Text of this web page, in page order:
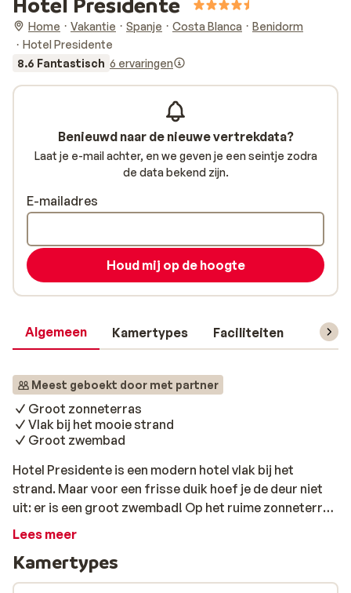
Home Vakantie Spanje Costa Blanca
Benidorm
Hotel Presidente
8.6 Fantastisch 6 ervaringen
Algemeen Kamertypes Faciliteiten
Meest geboekt door met partner
Groot zonneterras
Vlak bij het mooie strand
Groot zwembad
Hotel Presidente is een modern hotel vlak bij het
strand. Maar voor een frisse duik hoef je de deur niet
uit: er is een groot zwembad! Op het ruime zonneterras
geniet je van het zonnetje en kun je lekker wegdromen.
winkeltjes. Ook ligt hotel Presidente op vijf minuten
lopen van de gezellig zondag- en woensdagmarkt. Wat
Lees meer
Kamertypes
Benieuwd naar de nieuwe vertrekdata?
Laat je e-mail achter, en we geven je een seintje zodra
de data bekend zijn.
E-mailadres
Houd mij op de hoogte